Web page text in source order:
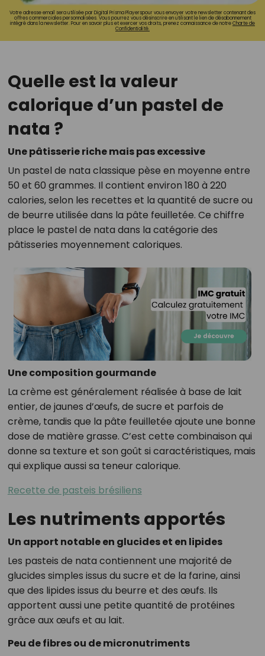
Votre adresse email sera utilisée par Digital Prisma Playerspour vous envoyer votre newsletter contenant des
offres commerciales personnalisées. Vous pourrez vous désinscrire en utilisant le lien de désabonnement
intégré dans la newsletter. Pour en savoir plus et exercer vos droits, prenez connaissance de notreCharte de
Confidentialité.
Quelle est la valeur
calorique d’un pastel de
nata ?
Une pâtisserie riche mais pas excessive
Un pastel de nata classique pèse en moyenne entre
50 et 60 grammes. Il contient environ 180 à 220
calories, selon les recettes et la quantité de sucre ou
de beurre utilisée dans la pâte feuilletée. Ce chiffre
place le pastel de nata dans la catégorie des
pâtisseries moyennement caloriques.
Une composition gourmande
La crème est généralement réalisée à base de lait
entier, de jaunes d’œufs, de sucre et parfois de
crème, tandis que la pâte feuilletée ajoute une bonne
dose de matière grasse. C’est cette combinaison qui
donne sa texture et son goût si caractéristiques, mais
qui explique aussi sa teneur calorique.
Recette de pasteis brésiliens
Les nutriments apportés
Un apport notable en glucides et en lipides
Les pasteis de nata contiennent une majorité de
glucides simples issus du sucre et de la farine, ainsi
que des lipides issus du beurre et des œufs. Ils
apportent aussi une petite quantité de protéines
grâce aux œufs et au lait.
Peu de fibres ou de micronutriments